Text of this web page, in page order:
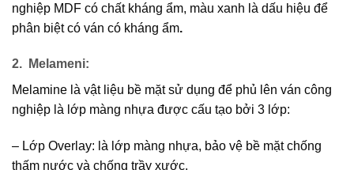
nghiệp MDF có chất kháng ẩm, màu xanh là dấu hiệu để
phân biệt có ván có kháng ẩm.
2.
Melameni:
Melamine là vật liệu bề mặt sử dụng để phủ lên ván công
nghiệp là lớp màng nhựa được cấu tạo bởi 3 lớp:
– Lớp Overlay: là lớp màng nhựa, bảo vệ bề mặt chống
thấm nước và chống trầy xước.